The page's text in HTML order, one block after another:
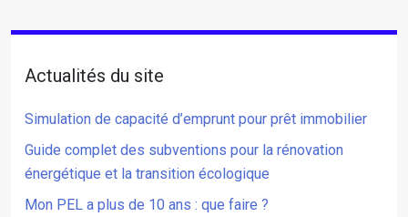
Actualités du site
Simulation de capacité d’emprunt pour prêt immobilier
Guide complet des subventions pour la rénovation
énergétique et la transition écologique
Mon PEL a plus de 10 ans : que faire ?